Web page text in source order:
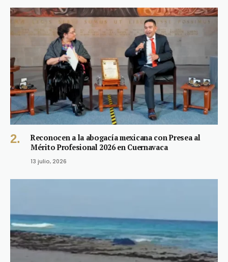
Reconocen a la abogacía mexicana con Presea al
Mérito Profesional 2026 en Cuernavaca
13 julio, 2026